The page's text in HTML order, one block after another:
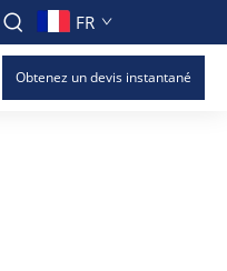
FR
Obtenez un devis instantané